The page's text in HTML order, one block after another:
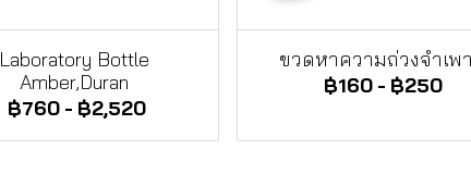
Laboratory Bottle
Amber,Duran
฿760 - ฿2,520
ขวดหาความถ่วงจำเพ
฿160 - ฿250